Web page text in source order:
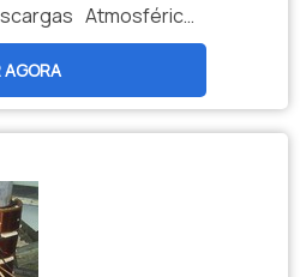
Atmosférica
pelo Corpo de
do auto de
autorização do
indústria e até
serviços de uma
t...